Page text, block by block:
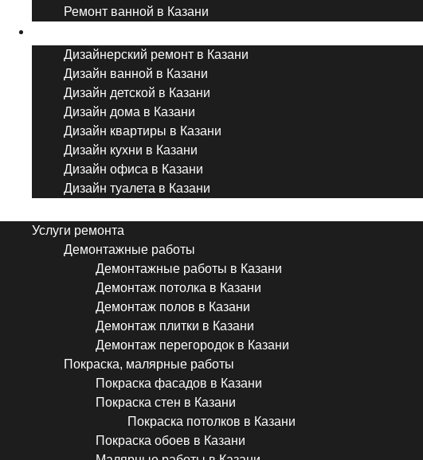
Ремонт ванной в Казани
Дизайнерский ремонт в Казани
Дизайн ванной в Казани
Дизайн детской в Казани
Дизайн дома в Казани
Дизайн квартиры в Казани
Дизайн кухни в Казани
Дизайн офиса в Казани
Дизайн туалета в Казани
Услуги ремонта
Демонтажные работы
Демонтажные работы в Казани
Демонтаж потолка в Казани
Демонтаж полов в Казани
Демонтаж плитки в Казани
Демонтаж перегородок в Казани
Покраска, малярные работы
Покраска фасадов в Казани
Покраска стен в Казани
Покраска потолков в Казани
Покраска обоев в Казани